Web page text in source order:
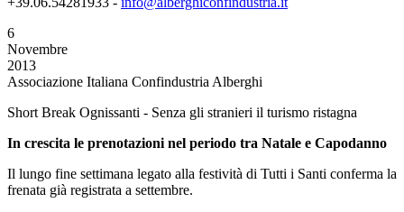
6
Novembre
2013
Associazione Italiana Confindustria Alberghi
Short Break Ognissanti - Senza gli stranieri il turismo ristagna
In crescita le prenotazioni nel periodo tra Natale e Capodanno
Il lungo fine settimana legato alla festività di Tutti i Santi conferma la
frenata già registrata a settembre.